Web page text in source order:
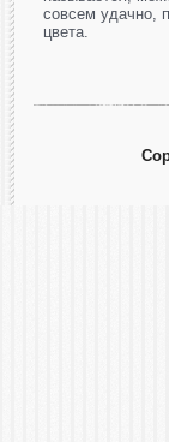
совсем удачно,
цвета.